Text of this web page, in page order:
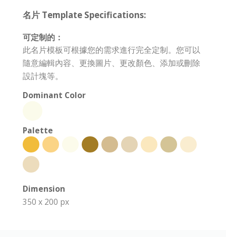
名片 Template Specifications:
可定制的：
此名片模板可根據您的需求進行完全定制。您可以
隨意編輯內容、更換圖片、更改顏色、添加或刪除
設計塊等。
Dominant Color
Palette
Dimension
350 x 200 px